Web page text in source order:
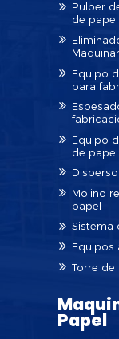
Pulper
de papel
Equipo
para
Equipo
de papel
Molino
papel
Sistema
Equipos
Torre
Papel